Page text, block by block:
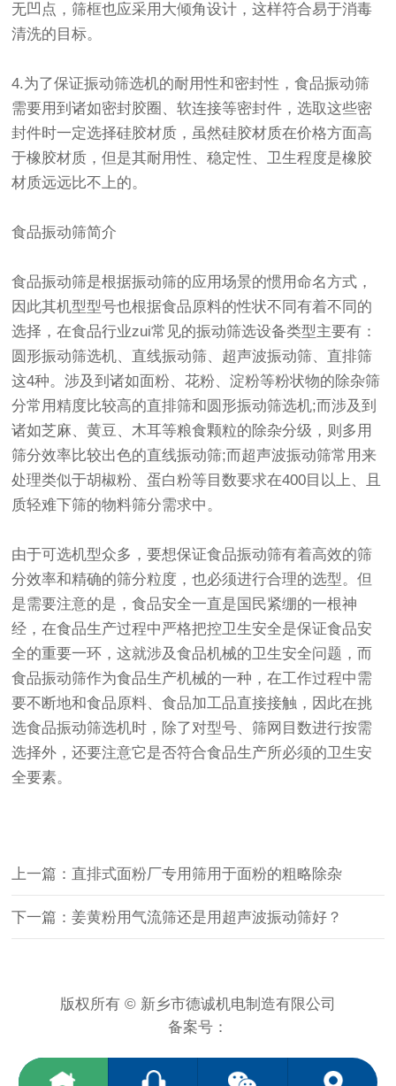
无凹点，筛框也应采用大倾角设计，这样符合易于消毒
清洗的目标。
4.为了保证振动筛选机的耐用性和密封性，食品振动筛
需要用到诸如密封胶圈、软连接等密封件，选取这些密
封件时一定选择硅胶材质，虽然硅胶材质在价格方面高
于橡胶材质，但是其耐用性、稳定性、卫生程度是橡胶
材质远远比不上的。
食品振动筛简介
食品振动筛是根据振动筛的应用场景的惯用命名方式，
因此其机型型号也根据食品原料的性状不同有着不同的
选择，在食品行业zui常见的振动筛选设备类型主要有：
圆形振动筛选机、 直线振动筛、 超声波振动筛、直排筛
这4种。涉及到诸如面粉、花粉、淀粉等粉状物的除杂筛
分常用精度比较高的直排筛和圆形振动筛选机;而涉及到
诸如芝麻、黄豆、木耳等粮食颗粒的除杂分级，则多用
筛分效率比较出色的直线振动筛;而超声波振动筛常用来
处理类似于胡椒粉、蛋白粉等目数要求在400目以上、且
质轻难下筛的物料筛分需求中。
由于可选机型众多，要想保证食品振动筛有着高效的筛
分效率和精确的筛分粒度，也必须进行合理的选型。但
是需要注意的是，食品安全一直是国民紧绷的一根神
经，在食品生产过程中严格把控卫生安全是保证食品安
全的重要一环，这就涉及食品机械的卫生安全问题，而
食品振动筛作为食品生产机械的一种，在工作过程中需
要不断地和食品原料、食品加工品直接接触，因此在挑
选食品振动筛选机时，除了对型号、筛网目数进行按需
选择外，还要注意它是否符合食品生产所必须的卫生安
全要素。
上一篇：直排式面粉厂专用筛用于面粉的粗略除杂
下一篇：姜黄粉用气流筛还是用超声波振动筛好？
版权所有 © 新乡市德诚机电制造有限公司
备案号：